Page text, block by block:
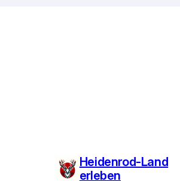
Heidenrod-Land
erleben